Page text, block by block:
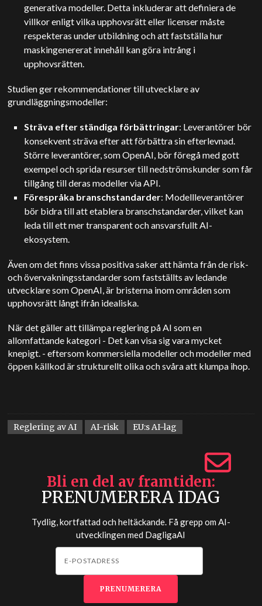
generativa modeller. Detta inkluderar att definiera de
villkor enligt vilka upphovsrätt eller licenser måste
respekteras under utbildning och att fastställa hur
maskingenererat innehåll kan göra intrång i
upphovsrätten.
Studien ger rekommendationer till utvecklare av
grundläggningsmodeller:
Sträva efter ständiga förbättringar: Leverantörer bör
konsekvent sträva efter att förbättra sin efterlevnad.
Större leverantörer, som OpenAI, bör föregå med gott
exempel och sprida resurser till nedströmskunder som får
tillgång till deras modeller via API.
Förespråka branschstandarder: Modellleverantörer
bör bidra till att etablera branschstandarder, vilket kan
leda till ett mer transparent och ansvarsfullt AI-
ekosystem.
Även om det finns vissa positiva saker att hämta från de risk-
och övervakningsstandarder som fastställts av ledande
utvecklare som OpenAI, är bristerna inom områden som
upphovsrätt långt ifrån idealiska.
När det gäller att tillämpa reglering på AI som en
allomfattande kategori - Det kan visa sig vara mycket
knepigt. -eftersom kommersiella modeller och modeller med
öppen källkod är strukturellt olika och svåra att klumpa ihop.
Reglering av AI AI-risk EU:s AI-lag
Bli en del av framtiden
PRENUMERERA IDAG
Tydlig, kortfattad och heltäckande. Få grepp om AI-
utvecklingen med DagligaAI